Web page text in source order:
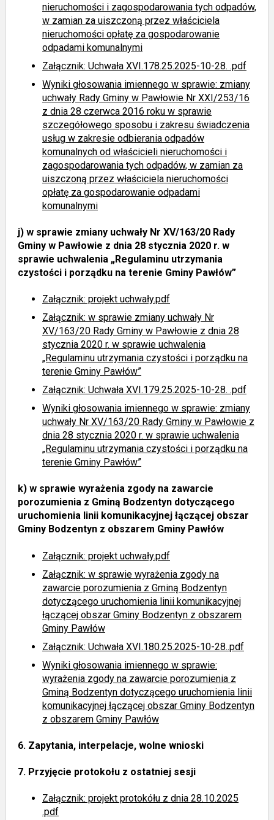
nieruchomości i zagospodarowania tych odpadów,
w zamian za uiszczoną przez właściciela
nieruchomości opłatę za gospodarowanie
odpadami komunalnymi
Załącznik: Uchwała XVI.178.25.2025-10-28. .pdf
Wyniki głosowania imiennego w sprawie: zmiany
uchwały Rady Gminy w Pawłowie Nr XXI/253/16
z dnia 28 czerwca 2016 roku w sprawie
szczegółowego sposobu i zakresu świadczenia
usług w zakresie odbierania odpadów
komunalnych od właścicieli nieruchomości i
zagospodarowania tych odpadów, w zamian za
uiszczoną przez właściciela nieruchomości
opłatę za gospodarowanie odpadami
komunalnymi
j) w sprawie zmiany uchwały Nr XV/163/20 Rady
Gminy w Pawłowie z dnia 28 stycznia 2020 r. w
sprawie uchwalenia „Regulaminu utrzymania
czystości i porządku na terenie Gminy Pawłów”
Załącznik: projekt uchwały.pdf
Załącznik: w sprawie zmiany uchwały Nr
XV/163/20 Rady Gminy w Pawłowie z dnia 28
stycznia 2020 r. w sprawie uchwalenia
„Regulaminu utrzymania czystości i porządku na
terenie Gminy Pawłów”
Załącznik: Uchwała XVI.179.25.2025-10-28. .pdf
Wyniki głosowania imiennego w sprawie: zmiany
uchwały Nr XV/163/20 Rady Gminy w Pawłowie z
dnia 28 stycznia 2020 r. w sprawie uchwalenia
„Regulaminu utrzymania czystości i porządku na
terenie Gminy Pawłów”
k) w sprawie wyrażenia zgody na zawarcie
porozumienia z Gminą Bodzentyn dotyczącego
uruchomienia linii komunikacyjnej łączącej obszar
Gminy Bodzentyn z obszarem Gminy Pawłów
Załącznik: projekt uchwały.pdf
Załącznik: w sprawie wyrażenia zgody na
zawarcie porozumienia z Gminą Bodzentyn
dotyczącego uruchomienia linii komunikacyjnej
łączącej obszar Gminy Bodzentyn z obszarem
Gminy Pawłów
Załącznik: Uchwała XVI.180.25.2025-10-28..pdf
Wyniki głosowania imiennego w sprawie:
wyrażenia zgody na zawarcie porozumienia z
Gminą Bodzentyn dotyczącego uruchomienia linii
komunikacyjnej łączącej obszar Gminy Bodzentyn
z obszarem Gminy Pawłów
6. Zapytania, interpelacje, wolne wnioski
7. Przyjęcie protokołu z ostatniej sesji
Załącznik: projekt protokółu z dnia 28.10.2025
.pdf